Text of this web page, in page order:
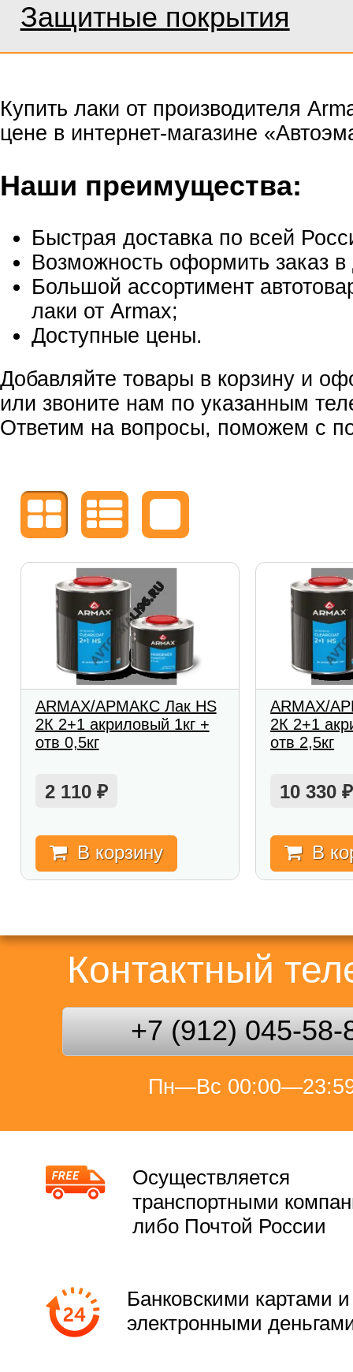
Защитные покрытия
Купить лаки от производителя
цене в интернет-магазине
Наши преимущества:
Быстрая доставка по всей
Возможность оформить заказ в
Большой ассортимент
лаки от Armax;
Доступные цены.
Добавляйте товары в корзину и
или звоните нам по указанным
Ответим на вопросы, поможем с
ARMAX/АРМАКС Лак HS
2К 2+1 акриловый 1кг +
отв 0,5кг
2 110 ₽
В корзину
ARMAX/
2К 2+1
отв 2,5кг
10 330₽
В
Контактный
+7 (912) 045-58-
Пн—Вс
Осуществляется
транспортными
либо Почтой России
Банковскими картами и
электронными